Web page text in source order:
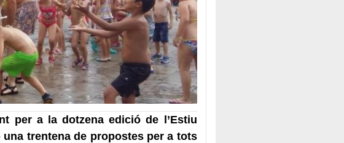
per a la dotzena edició de l’Estiu
trentena de propostes per a tots